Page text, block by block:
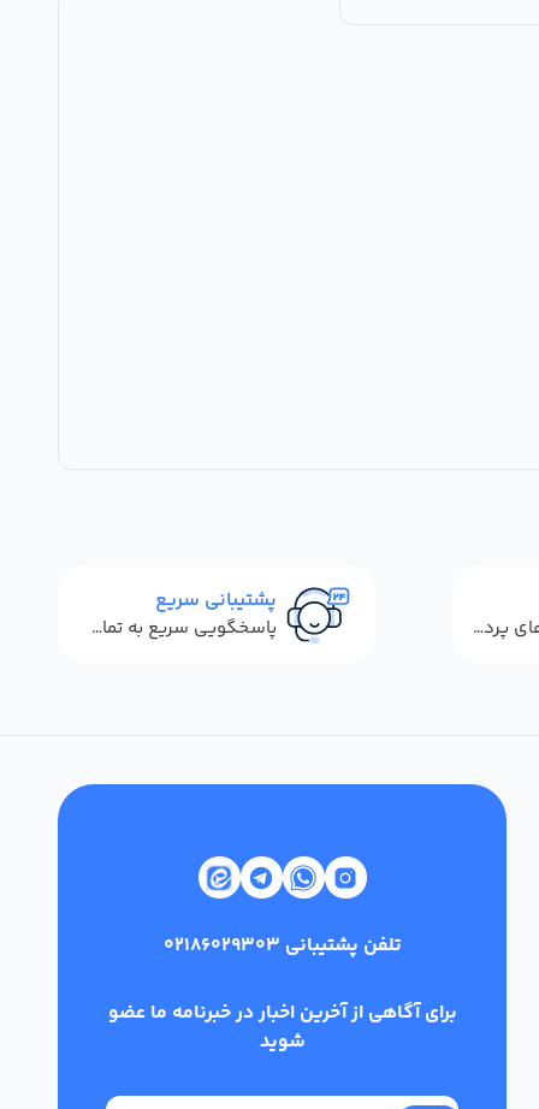
استفاده از روش‌های پرداخت امن
پشتیبانی سریع
پاسخگویی سریع به تماس‌ها و پیام‌ها
تلفن پشتیبانی 02186029303
برای آگاهی از آخرین اخبار در خبرنامه ما عضو
شوید